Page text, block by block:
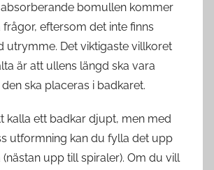
bomullen kommer
frågor, eftersom det inte finns
utrymme. Det viktigaste villkoret
är att ullens längd ska vara
ska placeras i badkaret.
kalla ett badkar djupt, men med
utformning kan du fylla det upp
upp till spiraler). Om du vill